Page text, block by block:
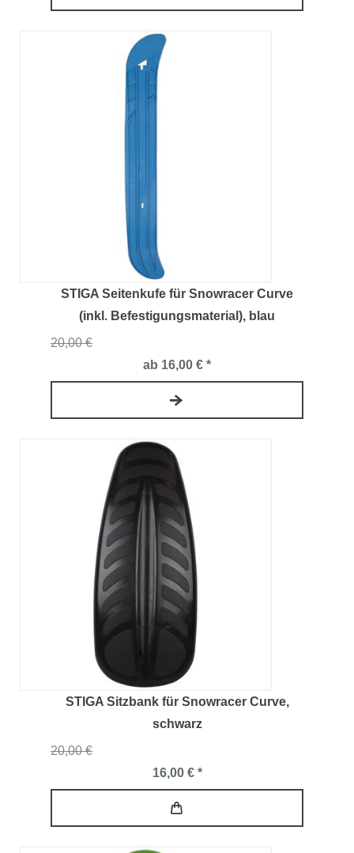
STIGA Seitenkufe für Snowracer Curve
(inkl. Befestigungsmaterial), blau
20,00 €
ab 16,00 € *
STIGA Sitzbank für Snowracer Curve,
schwarz
20,00 €
16,00 € *